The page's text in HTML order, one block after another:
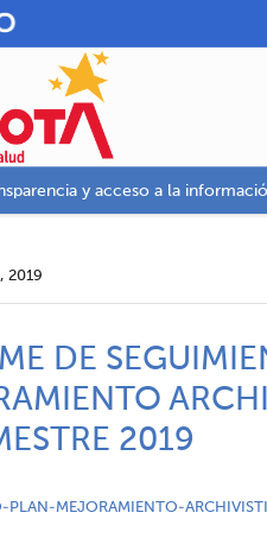
y acceso a la
, 2019
DE
2019
PLAN-MEJORAMIENTO-